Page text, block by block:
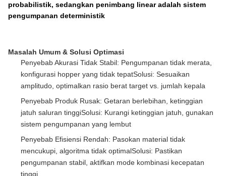
probabilistik, sedangkan penimbang linear adalah sistem
pengumpanan deterministik
Masalah Umum & Solusi Optimasi
Penyebab Akurasi Tidak Stabil: Pengumpanan tidak merata,
konfigurasi hopper yang tidak tepatSolusi: Sesuaikan
amplitudo, optimalkan rasio berat target vs. jumlah kepala
Penyebab Produk Rusak: Getaran berlebihan, ketinggian
jatuh saluran tinggiSolusi: Kurangi ketinggian jatuh, gunakan
sistem pengumpanan yang lembut
Penyebab Efisiensi Rendah: Pasokan material tidak
mencukupi, algoritma tidak optimalSolusi: Pastikan
pengumpanan stabil, aktifkan mode kombinasi kecepatan
tinggi